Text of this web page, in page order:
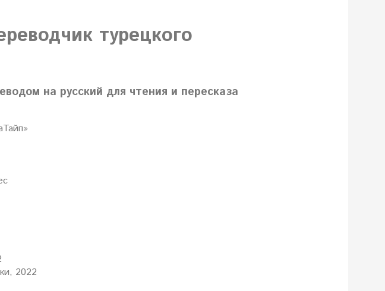
турецкого
на русский для чтения и пересказа
2022